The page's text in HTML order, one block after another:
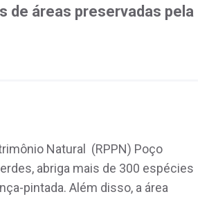
de áreas preservadas pela
Natural (RPPN) Poço
abriga mais de 300 espécies
pintada. Além disso, a área